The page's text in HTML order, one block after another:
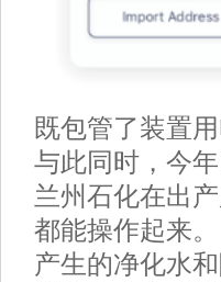
既包管了装置
与此同时，今年
兰州石化在出
都能操作起来。
产生的净化水